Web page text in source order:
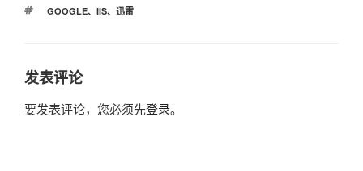
标
GOOGLE、 IIS、 迅雷
发表评论
要发表评论，您必须先登录。